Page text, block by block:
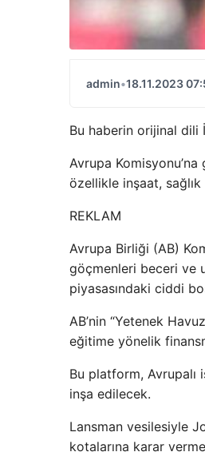
admin•18.11.2023
Bu haberin orijinal dili
Avrupa
özellikle inşaat, sağlık
REKLAM
Avrupa Birliği (AB)
göçmenleri beceri ve
piyasasındaki ciddi
AB’nin “Yetenek
eğitime yönelik
Bu platform,
inşa edilecek.
Lansman vesilesiyle
kotalarına karar